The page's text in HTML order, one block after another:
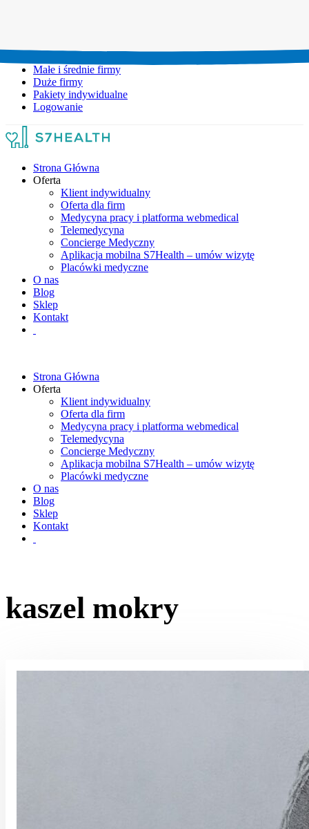
Małe i średnie firmy
Duże firmy
Pakiety indywidualne
Logowanie
Strona Główna
Oferta
Klient indywidualny
Oferta dla firm
Medycyna pracy i platforma webmedical
Telemedycyna
Concierge Medyczny
Aplikacja mobilna S7Health – umów wizytę
Placówki medyczne
O nas
Blog
Sklep
Kontakt
Strona Główna
Oferta
Klient indywidualny
Oferta dla firm
Medycyna pracy i platforma webmedical
Telemedycyna
Concierge Medyczny
Aplikacja mobilna S7Health – umów wizytę
Placówki medyczne
O nas
Blog
Sklep
Kontakt
kaszel mokry